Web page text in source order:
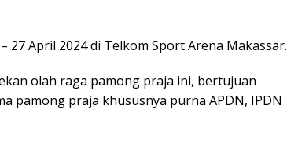
April 2024 di Telkom Sport Arena Makassar.
olah raga pamong praja ini, bertujuan
pamong praja khususnya purna APDN, IPDN